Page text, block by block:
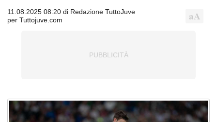
11.08.2025 08:20 di Redazione TuttoJuve
per Tuttojuve.com